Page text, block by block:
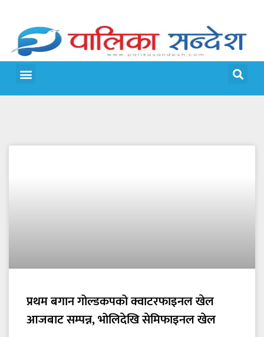
प्रथम बगान गोल्डकपको क्वाटरफाइनल खेल
आजबाट सम्पन्न, भोलिदेखि सेमिफाइनल खेल